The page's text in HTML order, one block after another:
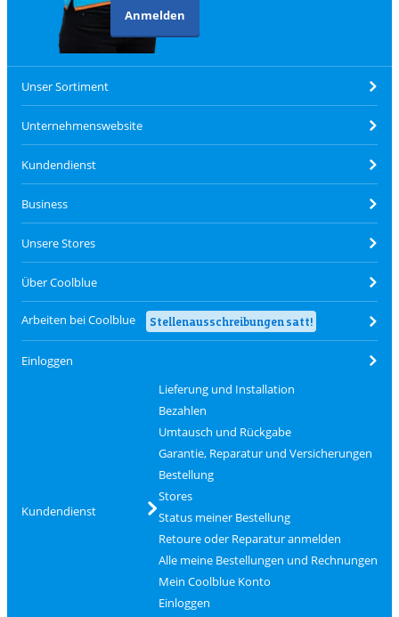
Anmelden
Unser Sortiment
Unternehmenswebsite
Kundendienst
Business
Unsere Stores
Über Coolblue
Arbeiten bei Coolblue Stellenausschreibungen satt!
Einloggen
Kundendienst
Lieferung und Installation
Bezahlen
Umtausch und Rückgabe
Garantie, Reparatur und Versicherungen
Bestellung
Stores
Status meiner Bestellung
Retoure oder Reparatur anmelden
Alle meine Bestellungen und Rechnungen
Mein Coolblue Konto
Einloggen